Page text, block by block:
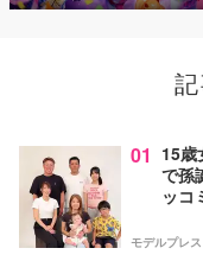
01 15
で孫
ッコ
モデルプレス